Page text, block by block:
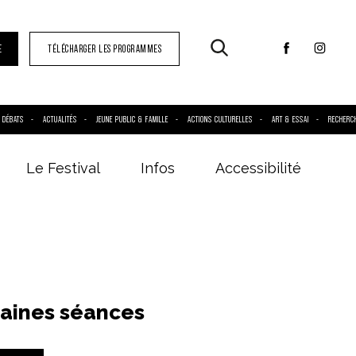
TÉLÉCHARGER LES PROGRAMMES
DÉBATS ACTUALITÉS JEUNE PUBLIC & FAMILLE ACTIONS CULTURELLES ART & ESSAI
Le Festival Infos Accessibilité
séances